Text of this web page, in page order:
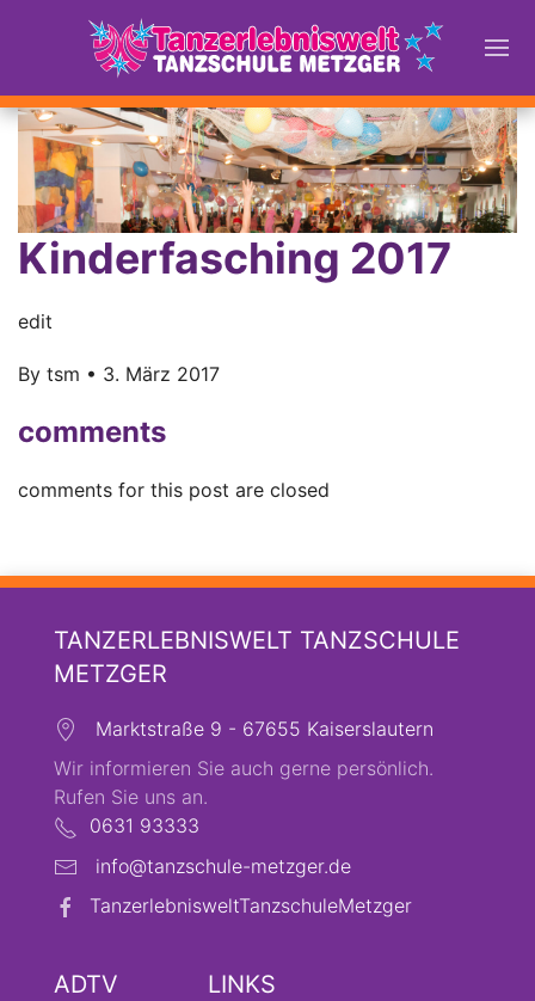
Kinderfasching 2017
edit
By tsm • 3. März 2017
comments
comments for this post are closed
TANZERLEBNISWELT TANZSCHULE
METZGER
Marktstraße 9 - 67655 Kaiserslautern
Wir informieren Sie auch gerne persönlich.
Rufen Sie uns an.
0631 93333
info@tanzschule-metzger.de
TanzerlebnisweltTanzschuleMetzger
ADTV LINKS